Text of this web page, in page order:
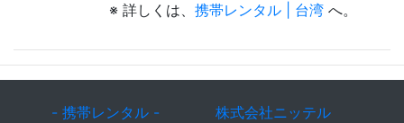
※ 詳しくは、 携帯レンタル | 台湾 へ。
- 携帯レンタル -
株式会社ニッテル